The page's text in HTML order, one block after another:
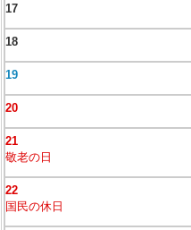
17
18
19
20
21
敬老の日
22
国民の休日